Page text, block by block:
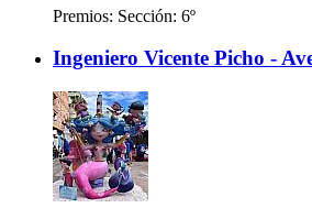
Premios: Sección: 6º
Ingeniero Vicente Picho -